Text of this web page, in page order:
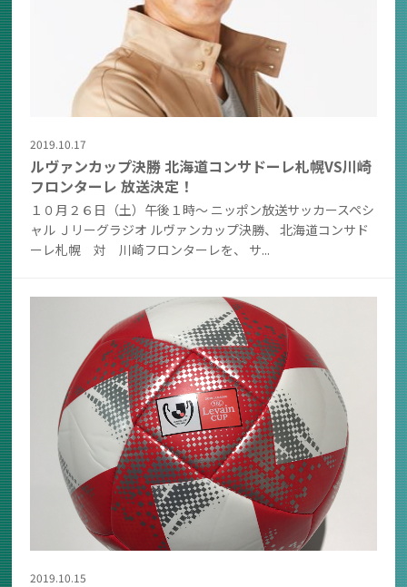
2019.10.17
ルヴァンカップ決勝 北海道コンサドーレ札幌VS川崎
フロンターレ 放送決定！
１０月２６日（土）午後１時～ ニッポン放送サッカースペシ
ャル Ｊリーグラジオ ルヴァンカップ決勝、 北海道コンサド
ーレ札幌 対 川崎フロンターレを、 サ...
2019.10.15